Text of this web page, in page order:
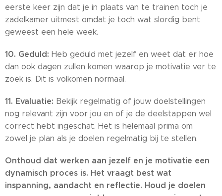
eerste keer zijn dat je in plaats van te trainen toch je
zadelkamer uitmest omdat je toch wat slordig bent
geweest een hele week.
10. Geduld: Heb geduld met jezelf en weet dat er hoe
dan ook dagen zullen komen waarop je motivatie ver te
zoek is. Dit is volkomen normaal.
11. Evaluatie: Bekijk regelmatig of jouw doelstellingen
nog relevant zijn voor jou en of je de deelstappen wel
correct hebt ingeschat. Het is helemaal prima om
zowel je plan als je doelen regelmatig bij te stellen.
Onthoud dat werken aan jezelf en je motivatie een
dynamisch proces is. Het vraagt best wat
inspanning, aandacht en reflectie. Houd je doelen